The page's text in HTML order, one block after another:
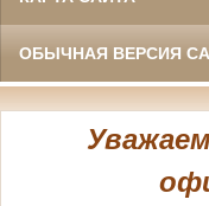
ОБЫЧНАЯ ВЕРСИЯ